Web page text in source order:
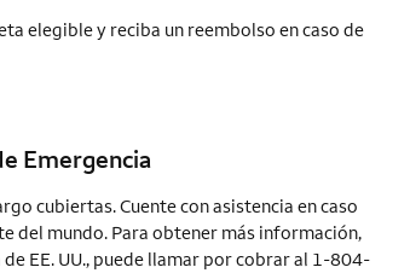
elegible y reciba un reembolso en caso de
Emergencia
cubiertas. Cuente con asistencia en caso
del mundo. Para obtener más información,
EE. UU., puede llamar por cobrar al 1-804-